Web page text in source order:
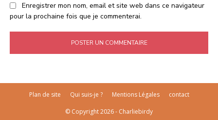
Enregistrer mon nom, email et site web dans ce navigateur
pour la prochaine fois que je commenterai.
Plan de site Qui suis-je ? Mentions Légales contact
© Copyright 2026 - Charliebirdy